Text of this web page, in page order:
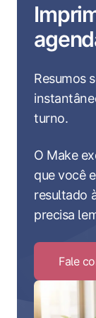
Resumos
turno.
O Make
que você
resultado
precisa
Fale